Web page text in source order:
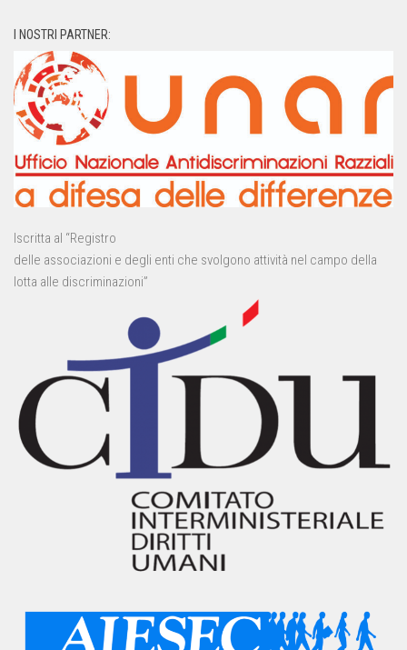
I NOSTRI PARTNER:
Iscritta al “Registro
delle associazioni e degli enti che svolgono attività nel campo della
lotta alle discriminazioni”